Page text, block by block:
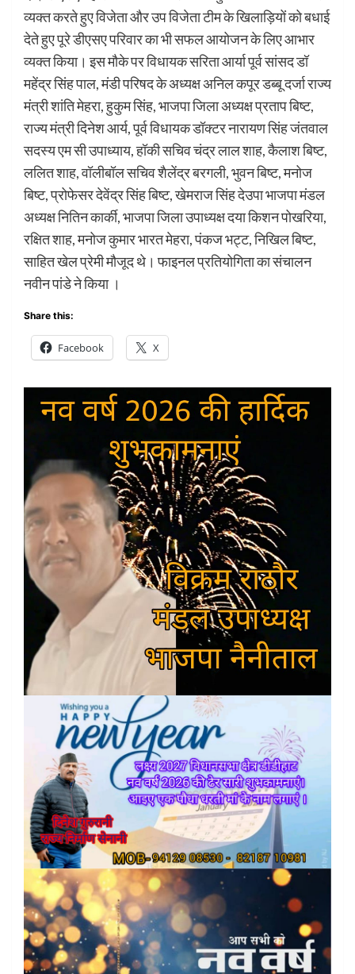
व्यक्त करते हुए विजेता और उप विजेता टीम के खिलाड़ियों को बधाई
देते हुए पूरे डीएसए परिवार का भी सफल आयोजन के लिए आभार
व्यक्त किया। इस मौके पर विधायक सरिता आर्या पूर्व सांसद डॉ
महेंद्र सिंह पाल, मंडी परिषद के अध्यक्ष अनिल कपूर डब्बू दर्जा राज्य
मंत्री शांति मेहरा, हुकुम सिंह, भाजपा जिला अध्यक्ष प्रताप बिष्ट,
राज्य मंत्री दिनेश आर्य, पूर्व विधायक डॉक्टर नारायण सिंह जंतवाल
सदस्य एम सी उपाध्याय, हॉकी सचिव चंद्र लाल शाह, कैलाश बिष्ट,
ललित शाह, वॉलीबॉल सचिव शैलेंद्र बरगली, भुवन बिष्ट, मनोज
बिष्ट, प्रोफेसर देवेंद्र सिंह बिष्ट, खेमराज सिंह देउपा भाजपा मंडल
अध्यक्ष नितिन कार्की, भाजपा जिला उपाध्यक्ष दया किशन पोखरिया,
रक्षित शाह, मनोज कुमार भारत मेहरा, पंकज भट्ट, निखिल बिष्ट,
साहित खेल प्रेमी मौजूद थे। फाइनल प्रतियोगिता का संचालन
नवीन पांडे ने किया ।
Share this:
Facebook X